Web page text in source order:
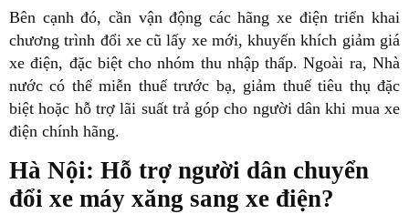
Bên cạnh đó, cần vận động các hãng xe điện triển khai
chương trình đổi xe cũ lấy xe mới, khuyến khích giảm giá
xe điện, đặc biệt cho nhóm thu nhập thấp. Ngoài ra, Nhà
nước có thể miễn thuế trước bạ, giảm thuế tiêu thụ đặc
biệt hoặc hỗ trợ lãi suất trả góp cho người dân khi mua xe
điện chính hãng.
Hà Nội: Hỗ trợ người dân chuyển
đổi xe máy xăng sang xe điện?